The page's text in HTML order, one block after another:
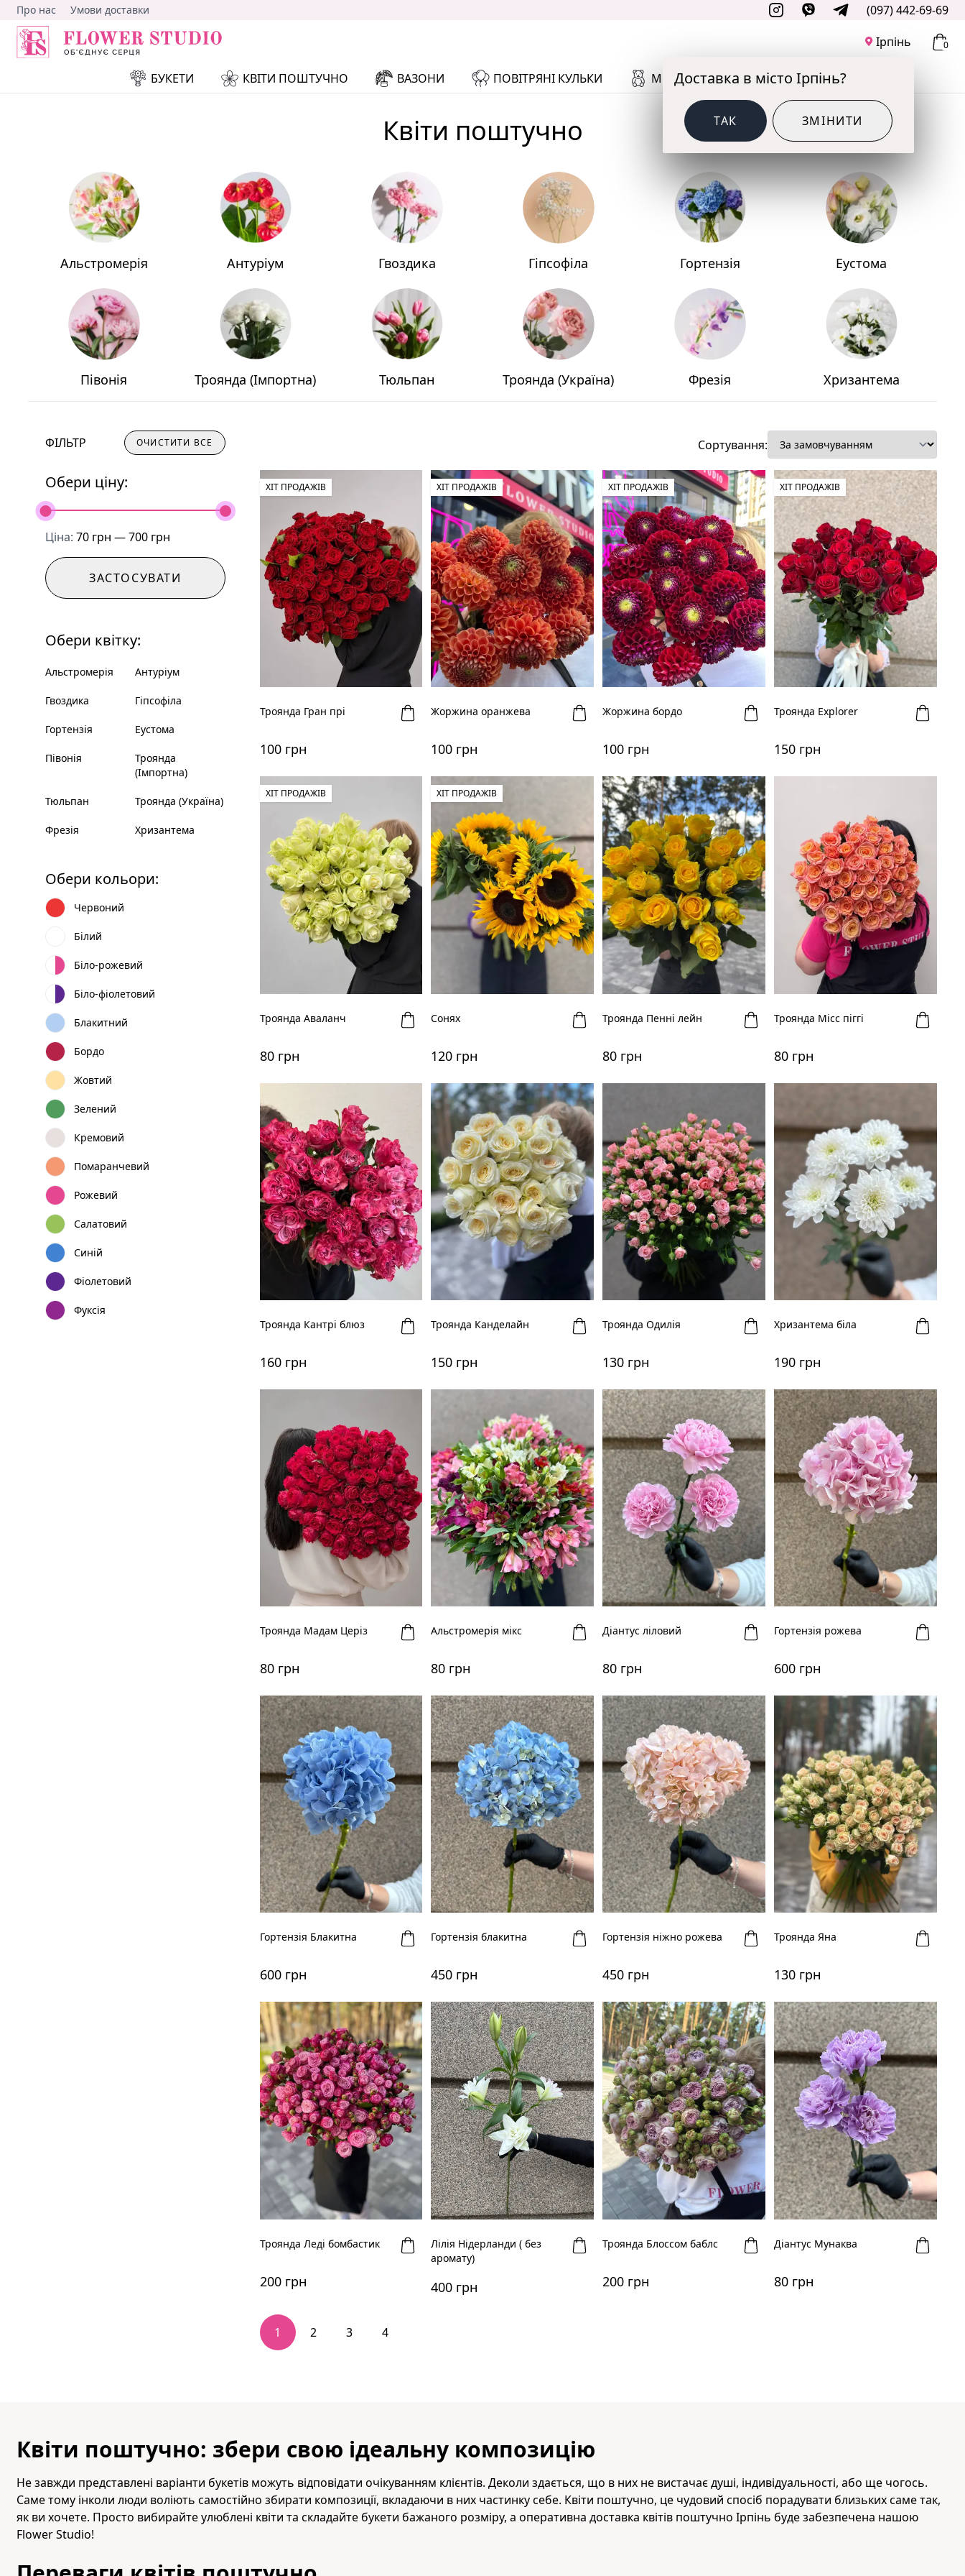
Про нас Умови доставки
(097) 442-69-69
Ірпінь
Доставка в місто Ірпінь?
ТАК ЗМІНИТИ
0
БУКЕТИ КВІТИ ПОШТУЧНО ВАЗОНИ ПОВІТРЯНІ КУЛЬКИ М'ЯКІ ІГРАШКИ ДО СВЯТА
Квіти поштучно
Альстромерія Антуріум Гвоздика Гіпсофіла Гортензія Еустома
Півонія Троянда (Імпортна) Тюльпан Троянда (Україна) Фрезія Хризантема
ФІЛЬТР ОЧИСТИТИ ВСЕ
Обери ціну:
Ціна: 70 грн — 700 грн
ЗАСТОСУВАТИ
Обери квітку:
Альстромерія Антуріум
Гвоздика Гіпсофіла
Гортензія Еустома
Півонія
Троянда
(Імпортна)
Тюльпан Троянда (Україна)
Фрезія Хризантема
Обери кольори:
Червоний
Білий
Біло-рожевий
Біло-фіолетовий
Блакитний
Бордо
Жовтий
Зелений
Кремовий
Помаранчевий
Рожевий
Салатовий
Синій
Фіолетовий
Фуксія
Сортування:
ХІТ ПРОДАЖІВ
Троянда Гран прі
100 грн
ХІТ ПРОДАЖІВ
Жоржина оранжева
100 грн
ХІТ ПРОДАЖІВ
Жоржина бордо
100 грн
ХІТ ПРОДАЖІВ
Троянда Explorer
150 грн
ХІТ ПРОДАЖІВ
Троянда Аваланч
80 грн
ХІТ ПРОДАЖІВ
Сонях
120 грн
Троянда Пенні лейн
80 грн
Троянда Місс піггі
80 грн
Троянда Кантрі блюз
160 грн
Троянда Канделайн
150 грн
Троянда Одилія
130 грн
Хризантема біла
190 грн
Троянда Мадам Церіз
80 грн
Альстромерія мікс
80 грн
Діантус ліловий
80 грн
Гортензія рожева
600 грн
Гортензія Блакитна
600 грн
Гортензія блакитна
450 грн
Гортензія ніжно рожева
450 грн
Троянда Яна
130 грн
Троянда Леді бомбастик
200 грн
Лілія Нідерланди ( без
аромату)
400 грн
Троянда Блоссом баблс
200 грн
Діантус Мунаква
80 грн
1 2 3 4
Квіти поштучно: збери свою ідеальну композицію
Не завжди представлені варіанти букетів можуть відповідати очікуванням клієнтів. Деколи здається, що в них не вистачає душі, індивідуальності, або ще чогось.
Саме тому інколи люди воліють самостійно збирати композиції, вкладаючи в них частинку себе. Квіти поштучно, це чудовий спосіб порадувати близьких саме так,
як ви хочете. Просто вибирайте улюблені квіти та складайте букети бажаного розміру, а оперативна доставка квітів поштучно Ірпінь буде забезпечена нашою
Flower Studio!